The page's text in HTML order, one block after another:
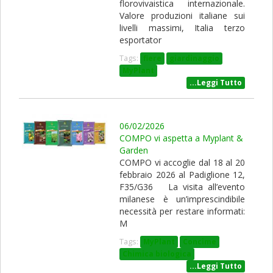
florovivaistica internazionale.
Valore produzioni italiane sui
livelli massimi, Italia terzo
esportator
Tags: fiere
giardinaggio
MyPlant
...Leggi Tutto
06/02/2026
COMPO vi aspetta a Myplant &
Garden
COMPO vi accoglie dal 18 al 20
febbraio 2026 al Padiglione 12,
F35/G36 La visita all’evento
milanese è un’imprescindibile
necessità per restare informati:
M
Tags: MyPlant
Concime
Chimica biologica
...Leggi Tutto